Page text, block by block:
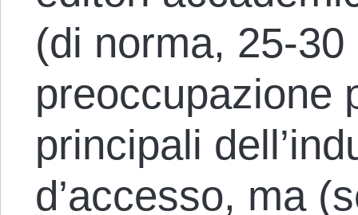
(di norma, 25-
preoccupazione
principali
d’accesso, ma